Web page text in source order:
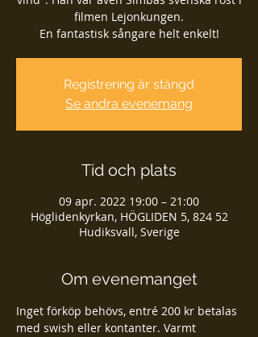
filmen Lejonkungen.
En fantastisk sångare helt enkelt!
Registrering är stängd
Se andra evenemang
Tid och plats
09 apr. 2022 19:00 – 21:00
Höglidenkyrkan, HÖGLIDEN 5, 824 52
Hudiksvall, Sverige
Om evenemanget
Inget förköp behövs, entré 200 kr betalas
med swish eller kontanter. Varmt